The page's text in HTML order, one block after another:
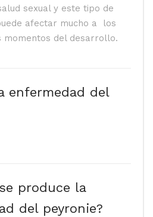
sexual y este tipo de
afectar mucho a los
momentos del desarrollo.
enfermedad del
produce la
del peyronie?